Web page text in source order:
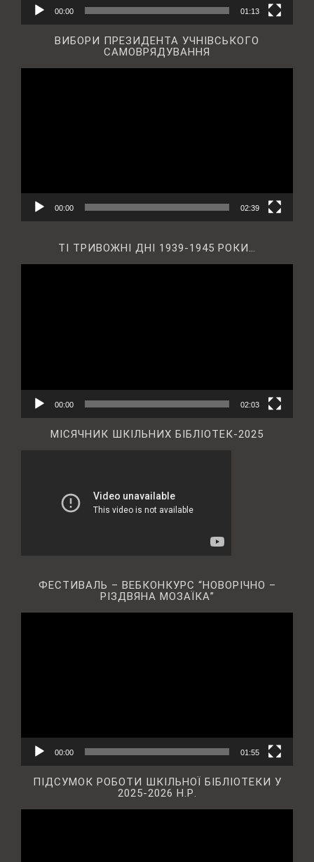
00:00 01:13
ВИБОРИ ПРЕЗИДЕНТА УЧНІВСЬКОГО
САМОВРЯДУВАННЯ
00:00 02:39
ТІ ТРИВОЖНІ ДНІ 1939-1945 РОКИ…
00:00 02:03
МІСЯЧНИК ШКІЛЬНИХ БІБЛІОТЕК-2025
ФЕСТИВАЛЬ – ВЕБКОНКУРС “НОВОРІЧНО –
РІЗДВЯНА МОЗАЇКА”
00:00 01:55
ПІДСУМОК РОБОТИ ШКІЛЬНОЇ БІБЛІОТЕКИ У
2025-2026 Н.Р.